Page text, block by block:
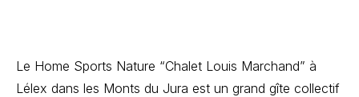
Le Home Sports Nature “Chalet Louis Marchand” à
Lélex dans les Monts du Jura est un grand gîte collectif